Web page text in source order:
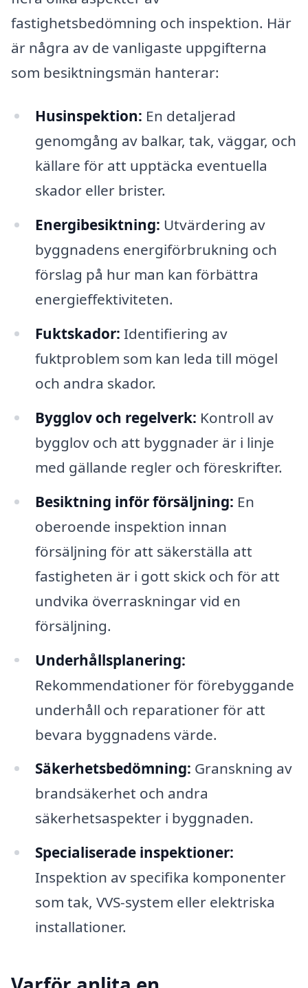
fastighetsbedömning och inspektion. Här
är några av de vanligaste uppgifterna
som besiktningsmän hanterar:
Husinspektion: En detaljerad
genomgång av balkar, tak, väggar, och
källare för att upptäcka eventuella
skador eller brister.
Energibesiktning: Utvärdering av
byggnadens energiförbrukning och
förslag på hur man kan förbättra
energieffektiviteten.
Fuktskador: Identifiering av
fuktproblem som kan leda till mögel
och andra skador.
Bygglov och regelverk: Kontroll av
bygglov och att byggnader är i linje
med gällande regler och föreskrifter.
Besiktning inför försäljning: En
oberoende inspektion innan
försäljning för att säkerställa att
fastigheten är i gott skick och för att
undvika överraskningar vid en
försäljning.
Underhållsplanering:
Rekommendationer för förebyggande
underhåll och reparationer för att
bevara byggnadens värde.
Säkerhetsbedömning: Granskning av
brandsäkerhet och andra
säkerhetsaspekter i byggnaden.
Specialiserade inspektioner:
Inspektion av specifika komponenter
som tak, VVS-system eller elektriska
installationer.